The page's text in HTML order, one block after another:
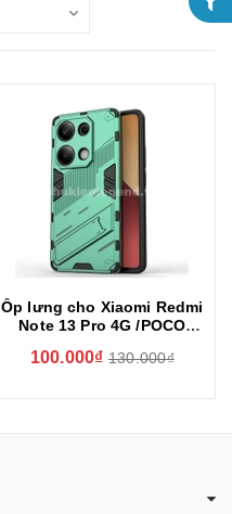
Ốp lưng cho Xiaomi Redmi
Note 13 Pro 4G /POCO
vệ camera sau hiệu
100.000₫ 130.000₫